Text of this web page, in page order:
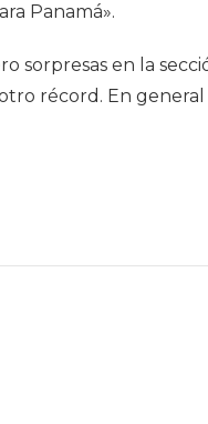
Panamá».
sorpresas en la
récord. En